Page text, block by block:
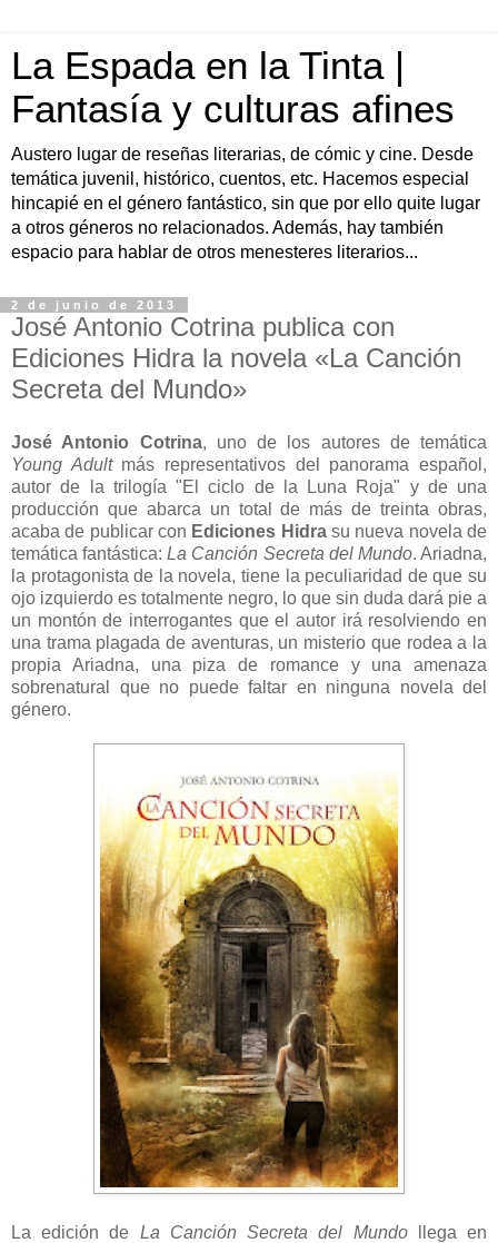
La Espada en la Tinta |
Fantasía y culturas afines
Austero lugar de reseñas literarias, de cómic y cine. Desde
temática juvenil, histórico, cuentos, etc. Hacemos especial
hincapié en el género fantástico, sin que por ello quite lugar
a otros géneros no relacionados. Además, hay también
espacio para hablar de otros menesteres literarios...
2 de junio de 2013
José Antonio Cotrina publica con
Ediciones Hidra la novela «La Canción
Secreta del Mundo»
José Antonio Cotrina, uno de los autores de temática
Young Adultmás representativos del panorama español,
autor de la trilogía "El ciclo de la Luna Roja" y de una
producción que abarca un total de más de treinta obras,
acaba de publicar con Ediciones Hidrasu nueva novela de
temática fantástica:La Canción Secreta del Mundo. Ariadna,
la protagonista de la novela, tiene la peculiaridad de que su
ojo izquierdo es totalmente negro, lo que sin duda dará pie a
un montón de interrogantes que el autor irá resolviendo en
una trama plagada de aventuras, un misterio que rodea a la
propia Ariadna, una piza de romance y una amenaza
sobrenatural que no puede faltar en ninguna novela del
género.
La edición de La Canción Secreta del Mundollega en